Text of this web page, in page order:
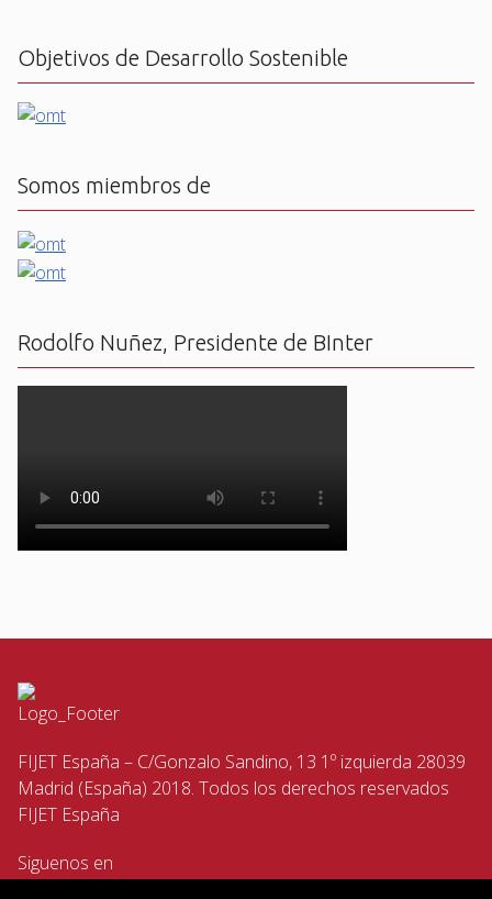
Objetivos de Desarrollo Sostenible
Somos miembros de
Rodolfo Nuñez, Presidente de BInter
FIJET España – C/Gonzalo Sandino, 13 1º izquierda 28039
Madrid (España) 2018. Todos los derechos reservados
FIJET España
Siguenos en